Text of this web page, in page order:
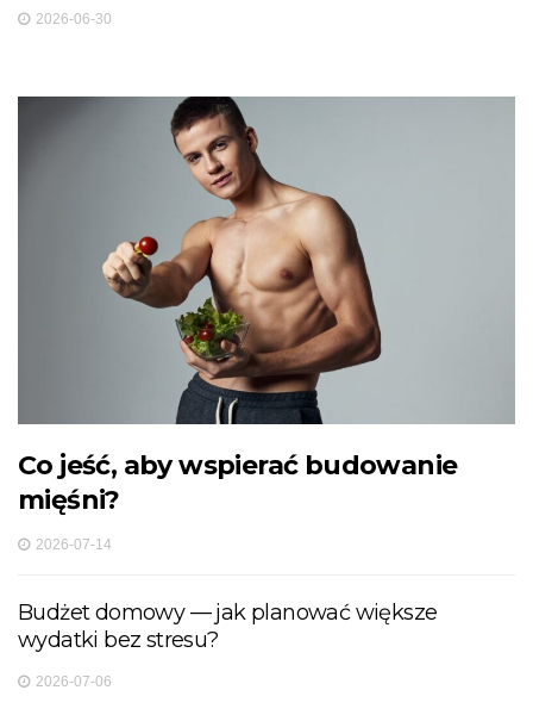
2026-06-30
Co jeść, aby wspierać budowanie
mięśni?
2026-07-14
Budżet domowy — jak planować większe
wydatki bez stresu?
2026-07-06